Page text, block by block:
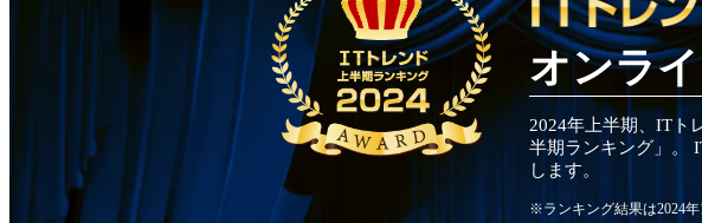
オンラ
2024年上半期 、ITト
半期ランキング」。
します。
※ランキング結果は2024年